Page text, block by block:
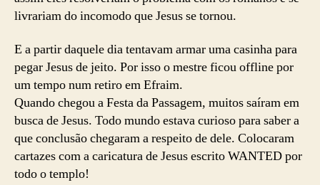
livrariam do incomodo que Jesus se tornou.
E a partir daquele dia tentavam armar uma casinha para
pegar Jesus de jeito. Por isso o mestre ficou offline por
um tempo num retiro em Efraim.
Quando chegou a Festa da Passagem, muitos saíram em
busca de Jesus. Todo mundo estava curioso para saber a
que conclusão chegaram a respeito de dele. Colocaram
cartazes com a caricatura de Jesus escrito WANTED por
todo o templo!